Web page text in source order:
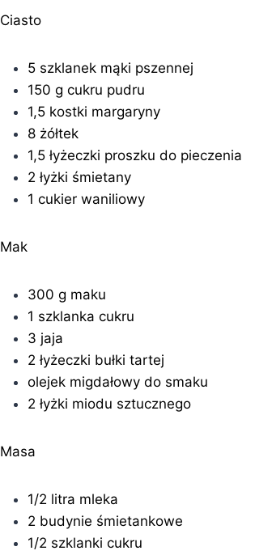
Ciasto
5 szklanek mąki pszennej
150 g cukru pudru
1,5 kostki margaryny
8 żółtek
1,5 łyżeczki proszku do pieczenia
2 łyżki śmietany
1 cukier waniliowy
Mak
300 g maku
1 szklanka cukru
3 jaja
2 łyżeczki bułki tartej
olejek migdałowy do smaku
2 łyżki miodu sztucznego
Masa
1/2 litra mleka
2 budynie śmietankowe
1/2 szklanki cukru